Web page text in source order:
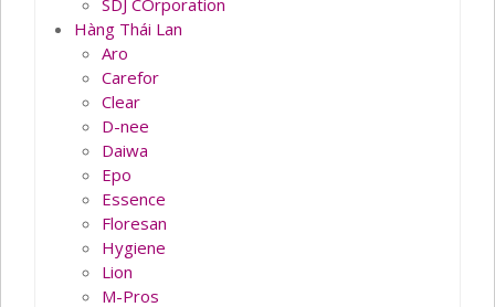
SDJ COrporation
Hàng Thái Lan
Aro
Carefor
Clear
D-nee
Daiwa
Epo
Essence
Floresan
Hygiene
Lion
M-Pros